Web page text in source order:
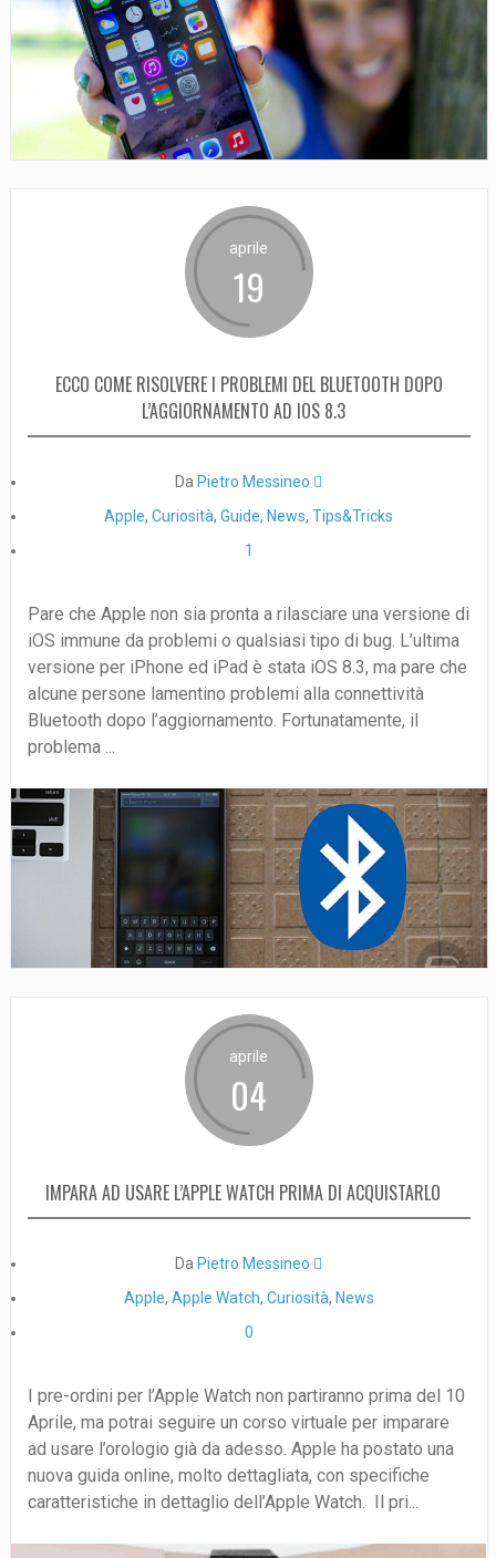
aprile
19
ECCO COME RISOLVERE I PROBLEMI DEL BLUETOOTH DOPO
L’AGGIORNAMENTO AD IOS 8.3
Da Pietro Messineo 
Apple,Curiosità,Guide, News,Tips&Tricks
1
Pare che Apple non sia pronta a rilasciare una versione di
iOS immune da problemi o qualsiasi tipo di bug. L’ultima
versione per iPhone ed iPad è stata iOS 8.3, ma pare che
alcune persone lamentino problemi alla connettività
Bluetooth dopo l’aggiornamento. Fortunatamente, il
problema ...
aprile
04
IMPARA AD USARE L’APPLE WATCH PRIMA DI ACQUISTARLO
Da Pietro Messineo 
Apple, Apple Watch, Curiosità, News
0
I pre-ordini per l’Apple Watch non partiranno prima del 10
Aprile, ma potrai seguire un corso virtuale per imparare
ad usare l’orologio già da adesso. Apple ha postato una
nuova guida online, molto dettagliata, con specifiche
caratteristiche in dettaglio dell’Apple Watch. Il pri...